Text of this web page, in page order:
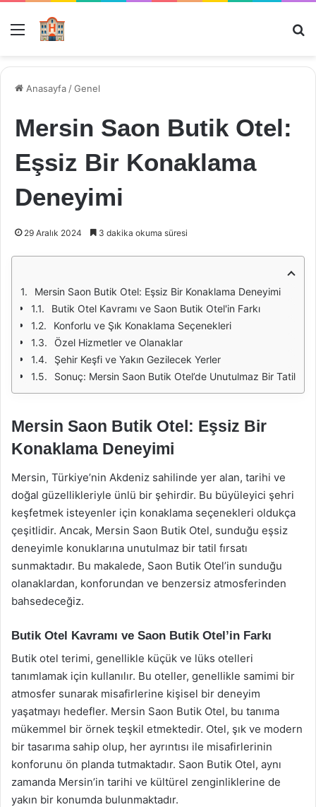
Menü
Anasayfa /Genel
Mersin Saon Butik Otel:
Eşsiz Bir Konaklama
Deneyimi
29 Aralık 2024 3 dakika okuma süresi
Mersin Saon Butik Otel: Eşsiz Bir Konaklama Deneyimi
Butik Otel Kavramı ve Saon Butik Otel'in Farkı
Konforlu ve Şık Konaklama Seçenekleri
Özel Hizmetler ve Olanaklar
Şehir Keşfi ve Yakın Gezilecek Yerler
Sonuç: Mersin Saon Butik Otel’de Unutulmaz Bir Tatil
Mersin Saon Butik Otel: Eşsiz Bir
Konaklama Deneyimi
Mersin, Türkiye’nin Akdeniz sahilinde yer alan, tarihi ve
doğal güzellikleriyle ünlü bir şehirdir. Bu büyüleyici şehri
keşfetmek isteyenler için konaklama seçenekleri oldukça
çeşitlidir. Ancak, Mersin Saon Butik Otel, sunduğu eşsiz
deneyimle konuklarına unutulmaz bir tatil fırsatı
sunmaktadır. Bu makalede, Saon Butik Otel’in sunduğu
olanaklardan, konforundan ve benzersiz atmosferinden
bahsedeceğiz.
Butik Otel Kavramı ve Saon Butik Otel’in Farkı
Butik otel terimi, genellikle küçük ve lüks otelleri
tanımlamak için kullanılır. Bu oteller, genellikle samimi bir
atmosfer sunarak misafirlerine kişisel bir deneyim
yaşatmayı hedefler. Mersin Saon Butik Otel, bu tanıma
mükemmel bir örnek teşkil etmektedir. Otel, şık ve modern
bir tasarıma sahip olup, her ayrıntısı ile misafirlerinin
konforunu ön planda tutmaktadır. Saon Butik Otel, aynı
zamanda Mersin’in tarihi ve kültürel zenginliklerine de
yakın bir konumda bulunmaktadır.